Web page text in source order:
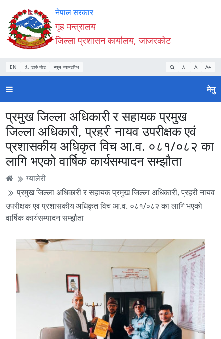
Accessibility
Mode
सुरु
गर्नुहोस्
सामाग्री
पढ्नुहाेस्
नेभिगेसन
पढ्नुहाेस्
वेबसाइट
खोजमा
जानुहोस्
नेपाल सरकार
गृह मन्त्रालय
जिल्ला प्रशासन कार्यालय, जाजरकोट
EN डार्क मोड न्यून व्यान्डविथ A- A A+
मेनु
प्रमुख जिल्ला अधिकारी र सहायक प्रमुख
जिल्ला अधिकारी, प्रहरी नायव उपरीक्षक एवं
प्रशासकीय अधिकृत विच आ.व. ०८१/०८२ का
लागि भएको वार्षिक कार्यसम्पादन सम्झौता
ग्यालेरी
प्रमुख जिल्ला अधिकारी र सहायक प्रमुख जिल्ला अधिकारी, प्रहरी नायव
उपरीक्षक एवं प्रशासकीय अधिकृत विच आ.व. ०८१/०८२ का लागि भएको
वार्षिक कार्यसम्पादन सम्झौता